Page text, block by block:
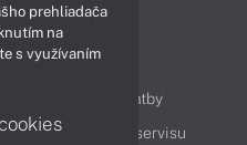
doručenia a platby
služby Cenník servisu
prehliadača
na
s využívaním